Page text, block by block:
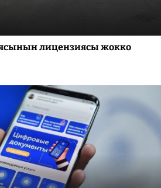
лицензиясы жокко